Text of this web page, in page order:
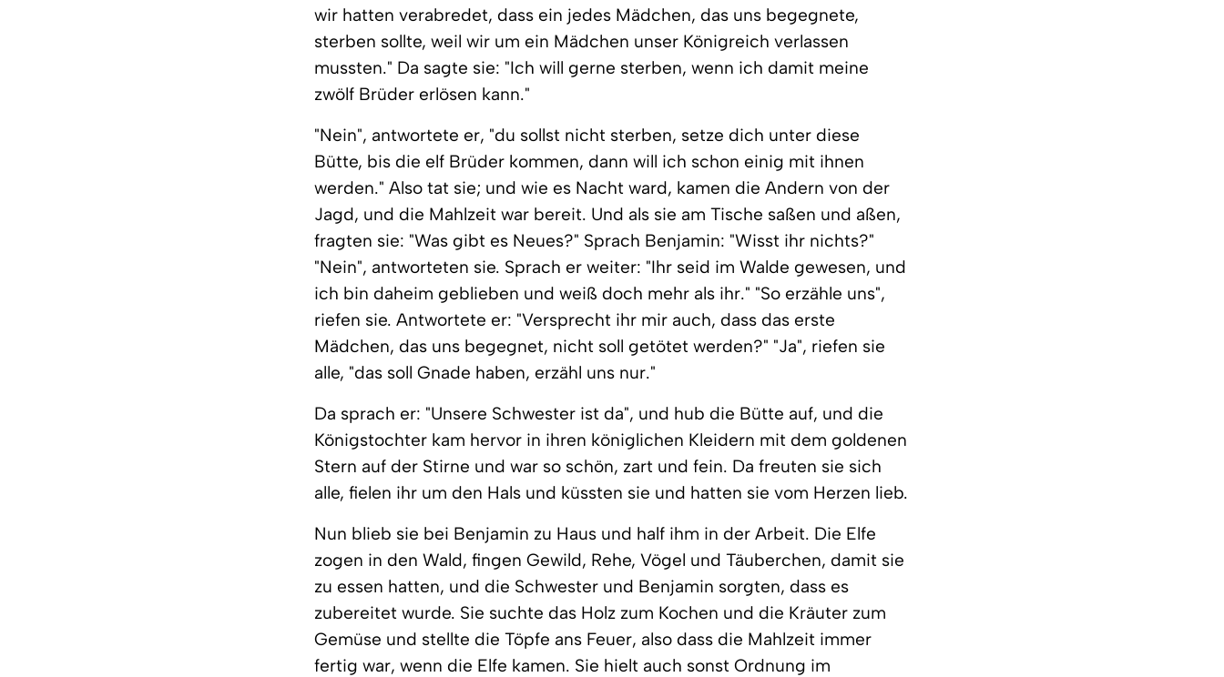
wir hatten verabredet, dass ein jedes Mädchen, das uns begegnete,
sterben sollte, weil wir um ein Mädchen unser Königreich verlassen
mussten." Da sagte sie: "Ich will gerne sterben, wenn ich damit meine
zwölf Brüder erlösen kann."
"Nein", antwortete er, "du sollst nicht sterben, setze dich unter diese
Bütte, bis die elf Brüder kommen, dann will ich schon einig mit ihnen
werden." Also tat sie; und wie es Nacht ward, kamen die Andern von der
Jagd, und die Mahlzeit war bereit. Und als sie am Tische saßen und aßen,
fragten sie: "Was gibt es Neues?" Sprach Benjamin: "Wisst ihr nichts?"
"Nein", antworteten sie. Sprach er weiter: "Ihr seid im Walde gewesen, und
ich bin daheim geblieben und weiß doch mehr als ihr." "So erzähle uns",
riefen sie. Antwortete er: "Versprecht ihr mir auch, dass das erste
Mädchen, das uns begegnet, nicht soll getötet werden?" "Ja", riefen sie
alle, "das soll Gnade haben, erzähl uns nur."
Da sprach er: "Unsere Schwester ist da", und hub die Bütte auf, und die
Königstochter kam hervor in ihren königlichen Kleidern mit dem goldenen
Stern auf der Stirne und war so schön, zart und fein. Da freuten sie sich
alle, fielen ihr um den Hals und küssten sie und hatten sie vom Herzen lieb.
Nun blieb sie bei Benjamin zu Haus und half ihm in der Arbeit. Die Elfe
zogen in den Wald, fingen Gewild, Rehe, Vögel und Täuberchen, damit sie
zu essen hatten, und die Schwester und Benjamin sorgten, dass es
zubereitet wurde. Sie suchte das Holz zum Kochen und die Kräuter zum
Gemüse und stellte die Töpfe ans Feuer, also dass die Mahlzeit immer
fertig war, wenn die Elfe kamen. Sie hielt auch sonst Ordnung im